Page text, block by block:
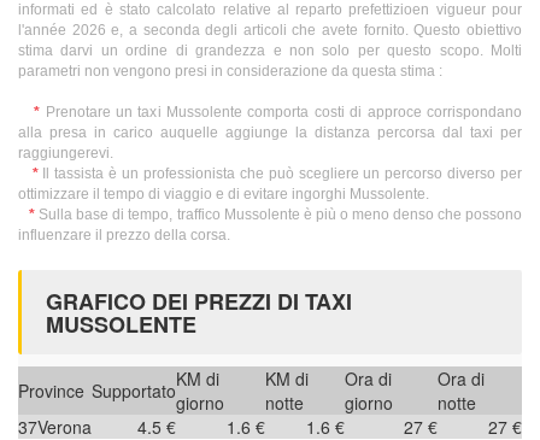
informati ed è stato calcolato relative al reparto prefettizioen vigueur pour
l'année 2026 e, a seconda degli articoli che avete fornito. Questo obiettivo
stima darvi un ordine di grandezza e non solo per questo scopo. Molti
parametri non vengono presi in considerazione da questa stima :
* Prenotare un taxi Mussolente comporta costi di approce corrispondano
alla presa in carico auquelle aggiunge la distanza percorsa dal taxi per
raggiungerevi.
*Il tassista è un professionista che può scegliere un percorso diverso per
ottimizzare il tempo di viaggio e di evitare ingorghi Mussolente.
* Sulla base di tempo, traffico Mussolente è più o meno denso che possono
influenzare il prezzo della corsa.
GRAFICO DEI PREZZI DI TAXI
MUSSOLENTE
Province SupportatoKM di
giorno
KM di
notte
Ora di
giorno
Ora di
notte
37Verona 4.5 € 1.6 € 1.6 € 27 € 27 €